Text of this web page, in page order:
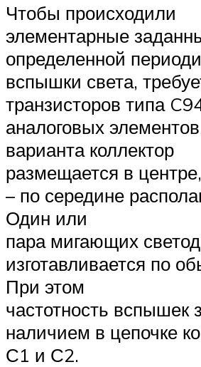
Чтобы происходили
элементарные
определенной
вспышки света,
транзисторов типа
аналоговых
варианта коллектор
размещается в
– по середине
Один или
пара мигающих
изготавливается по
При этом
частотность вспышек
наличием в цепочке
С1 и С2.